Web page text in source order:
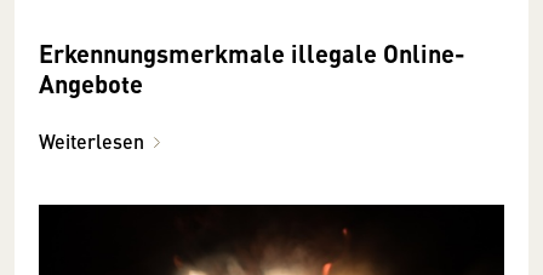
Erkennungsmerkmale illegale Online-
Angebote
Weiterlesen